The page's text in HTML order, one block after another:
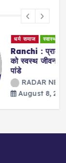
के जरिए मरीजों
डॉ. अरवशी